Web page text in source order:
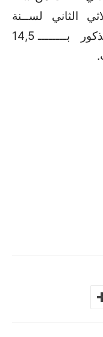
الثلاثي الثاني لســنة
2025) وتقدر هذه النسبة لدى الذكور بــــــــ 14,5